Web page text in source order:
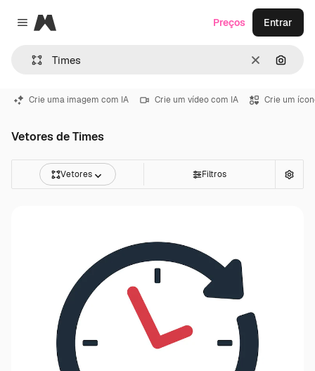
Close menu
Magnific
Limpar
Preços Entrar
Crie uma imagem com IA Crie um vídeo com IA Crie um
Vetores de Times
Vetores Filtros